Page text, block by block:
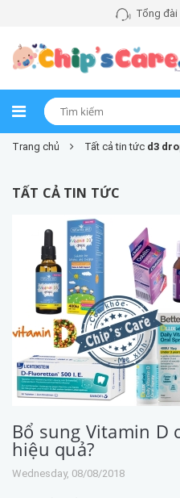
Tổng đài
Trang chủ Tất cả tin tức d3
TẤT CẢ TIN TỨC
Bổ sung Vitamin D
hiệu quả?
Wednesday, 08/08/2018